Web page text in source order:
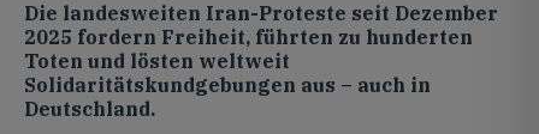
Die landesweiten Iran-Proteste seit Dezember
2025 fordern Freiheit, führten zu hunderten
Toten und lösten weltweit
Solidaritätskundgebungen aus – auch in
Deutschland.